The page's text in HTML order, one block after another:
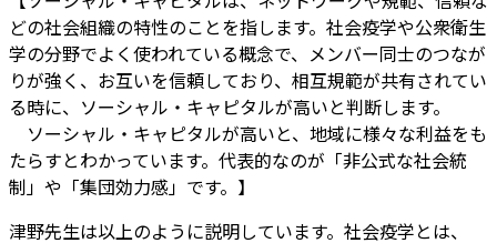
どの社会組織の特性のことを指します。社会疫学や公衆衛生
学の分野でよく使われている概念で、メンバー同士のつなが
りが強く、お互いを信頼しており、相互規範が共有されてい
る時に、ソーシャル・キャピタルが高いと判断します。
ソーシャル・キャピタルが高いと、地域に様々な利益をも
たらすとわかっています。代表的なのが「非公式な社会統
制」や「集団効力感」です。】
津野先生は以上のように説明しています。社会疫学とは、